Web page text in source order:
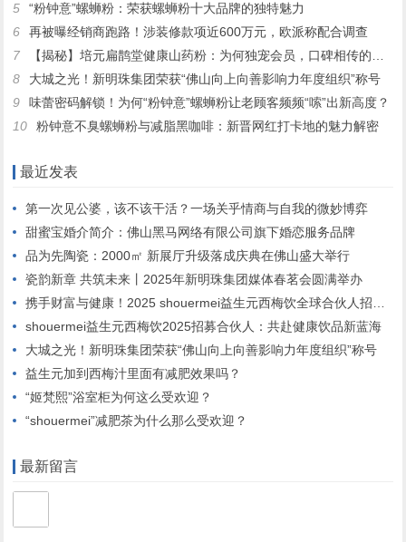
5
“粉钟意”螺蛳粉：荣获螺蛳粉十大品牌的独特魅力
6
再被曝经销商跑路！涉装修款项近600万元，欧派称配合调查
7
【揭秘】培元扁鹊堂健康山药粉：为何独宠会员，口碑相传的秘密！
8
大城之光！新明珠集团荣获“佛山向上向善影响力年度组织”称号
9
味蕾密码解锁！为何“粉钟意”螺蛳粉让老顾客频频“嗦”出新高度？
10
粉钟意不臭螺蛳粉与减脂黑咖啡：新晋网红打卡地的魅力解密
最近发表
第一次见公婆，该不该干活？一场关乎情商与自我的微妙博弈
甜蜜宝婚介简介：佛山黑马网络有限公司旗下婚恋服务品牌
品为先陶瓷：2000㎡ 新展厅升级落成庆典在佛山盛大举行
瓷韵新章 共筑未来丨2025年新明珠集团媒体春茗会圆满举办
携手财富与健康！2025 shouermei益生元西梅饮全球合伙人招募启动”
shouermei益生元西梅饮2025招募合伙人：共赴健康饮品新蓝海
大城之光！新明珠集团荣获“佛山向上向善影响力年度组织”称号
益生元加到西梅汁里面有减肥效果吗？
“姬梵熙”浴室柜为何这么受欢迎？
“shouermei”减肥茶为什么那么受欢迎？
最新留言